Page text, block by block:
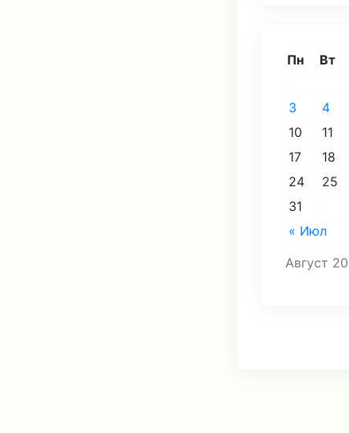
Август
Пн Вт
« Июл
3
4
10
11
17
18
24
25
31